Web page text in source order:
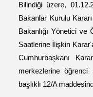
Bilindiği üzere,
Bakanlar Kurulu
Bakanlığı Yönetici
Saatlerine İlişkin
Cumhurbaşkanı
merkezlerine öğrenci
başlıklı 12/A